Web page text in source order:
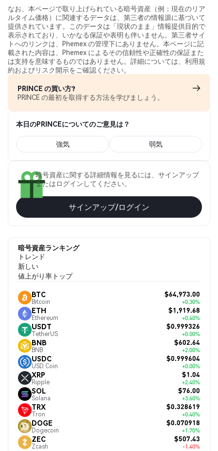
なお、本ページで取り上げられている暗号資産（例：現在のリア
ルタイム価格）に関連するデータは、第三者の情報源に基づいて
提供されています。このデータは「現状のまま」情報提供目的で
表示されており、いかなる保証や表明も伴いません。第三者サイ
トへのリンクは、Phemex の管理下にありません。本ページに記
載された内容は、Phemex によるその信頼性や正確性の保証また
は支持を意味するものではありません。詳細については、利用規
約およびリスク開示をご確認ください。
PRINCE の買い方?
PRINCE の最初を取得する方法を学びましょう。
本日のPRINCEについてのご意見は？
強気 弱気
暗号資産に関する詳細情報を見るには、サインアップ
またはログインしてください。
サインアップ/ログイン
暗号資産ランキング
トレンド
新しい
値上がり率トップ
BTC
Bitcoin
$64,973.00
+0.30%
ETH
Ethereum
$1,919.68
+0.40%
USDT
TetherUS
$0.999326
+0.00%
BNB
BNB
$602.64
+2.00%
USDC
USD Coin
$0.999604
+0.00%
XRP
Ripple
$1.04
+2.40%
SOL
Solana
$76.00
+3.60%
TRX
Tron
$0.328619
+0.40%
DOGE
Dogecoin
$0.070918
+1.70%
ZEC
Zcash
$507.43
-1.40%